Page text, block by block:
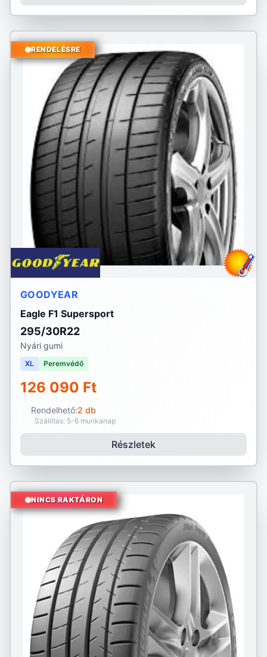
RENDELÉSRE
GOODYEAR
Eagle F1 Supersport
295/30R22
Nyári gumi
XL Peremvédő
126 090 Ft
Rendelhető:2 db
Szállítás: 5-6 munkanap
Részletek
NINCS RAKTÁRON